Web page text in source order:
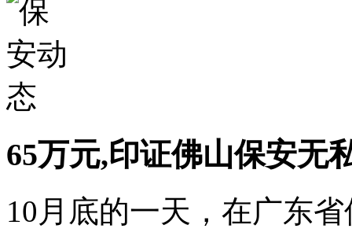
65万元,印证佛山保安无
10月底的一天，在广东